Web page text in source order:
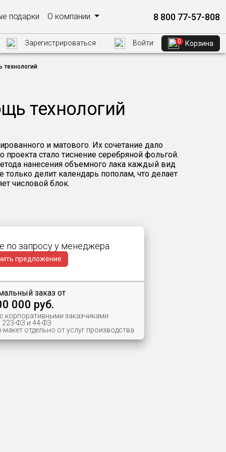
подарки О компании 8 800 77-57-808
Зарегистрироваться Войти 0 Корзина
технологий
и матового. Их сочетание дало
стало тиснение серебряной фольгой.
нанесения объемного лака каждый вид
только делит календарь пополам, что делает
числовой блок.
по запросу у менеджера
предложение
заказ от
000 руб.
корпоративными заказчиками
223-ФЗ и 44-ФЗ
отдельно от услуг производства